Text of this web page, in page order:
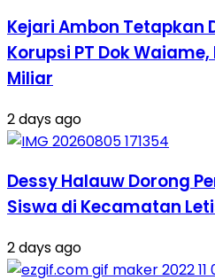
Kejari Ambon Tetapkan
Korupsi PT Dok Waiame,
Miliar
2 days ago
Dessy Halauw Dorong
Siswa di Kecamatan
2 days ago